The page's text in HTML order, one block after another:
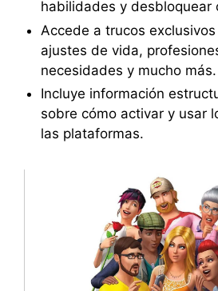
habilidades y desbloquear
Accede a trucos
ajustes de vida,
necesidades y mucho más.
Incluye información
sobre cómo activar y usar
las plataformas.